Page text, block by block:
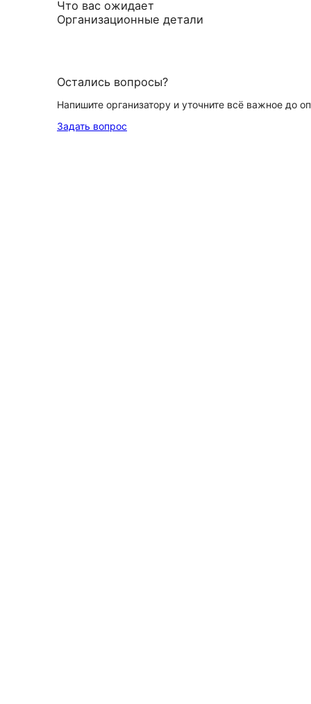
Что вас ожидает
Организационные детали
Остались вопросы?
Напишите организатору и уточните всё важное до
Задать вопрос